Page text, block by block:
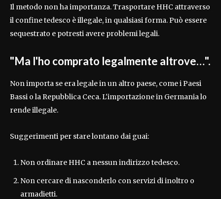
Il metodo non ha importanza. Trasportare HHC attraverso
il confine tedesco è illegale, in qualsiasi forma. Può essere
sequestrato e potresti avere problemi legali.
"Ma l'ho comprato legalmente altrove…".
Non importa se era legale in un altro paese, come i Paesi
Bassi o la Repubblica Ceca. L'importazione in Germania lo
rende illegale.
Suggerimenti per stare lontano dai guai:
Non ordinare HHC a nessun indirizzo tedesco.
Non cercare di nasconderlo con servizi di inoltro o
armadietti.